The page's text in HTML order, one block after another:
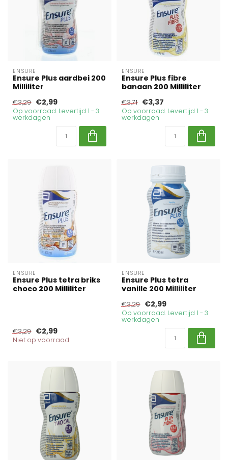
ENSURE
Ensure Plus aardbei 200
Milliliter
€3,29 €2,99
Op voorraad. Levertijd 1 - 3
werkdagen
ENSURE
Ensure Plus fibre
banaan 200 Milliliter
€3,71 €3,37
Op voorraad. Levertijd 1 - 3
werkdagen
ENSURE
Ensure Plus tetra briks
choco 200 Milliliter
€3,29 €2,99
Niet op voorraad
ENSURE
Ensure Plus tetra
vanille 200 Milliliter
€3,29 €2,99
Op voorraad. Levertijd 1 - 3
werkdagen